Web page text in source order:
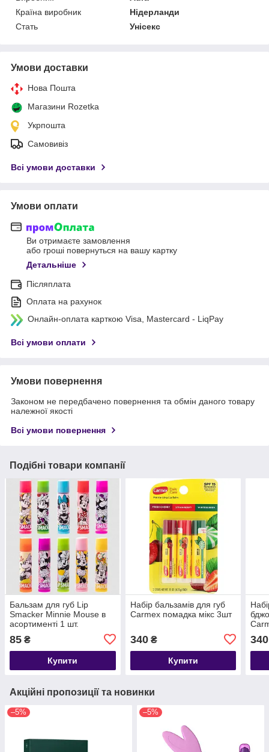
Країна виробник
Нідерланди
Стать
Унісекс
Умови доставки
Нова Пошта
Магазини Rozetka
Укрпошта
Самовивіз
Всі умови доставки
Умови оплати
Ви отримаєте замовлення
або гроші повернуться на вашу картку
Детальніше
Післяплата
Оплата на рахунок
Онлайн-оплата карткою Visa, Mastercard - LiqPay
Всі умови оплати
Умови повернення
Законом не передбачено повернення та обмін даного товару
належної якості
Всі умови повернення
Подібні товари компанії
Бальзам для губ Lip
Smacker Minnie Mouse в
асортименті 1 шт.
85 ₴
Купити
Набір бальзамів для губ
Carmex помадка мікс 3шт
340₴
Купити
340
Акційні пропозиції та новинки
–5% –5%